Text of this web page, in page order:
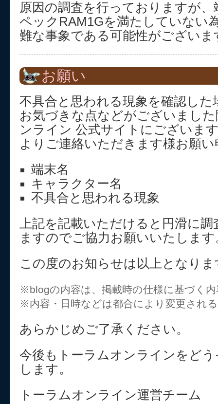
原因の調査を行っておりますが
ペックRAM1Gを満たしていない
難な事象である可能性がございま
お願い
不具合と思われる現象を確認した
お気づきな点などがございまし
ンライン 公式サイトにございま
よりご連絡いただきます様お願
端末名
キャラクター名
不具合と思われる現象
上記を記載いただけると円滑に
ますのでご協力お願いいたします
この度のお知らせは以上となりま
※blogの内容は、掲載時の仕様に基づく
※内容・日時などは都合により変更され
あらかじめご了承ください。
今後もトーラムオンラインをど
します。
トーラムオンライン運営チーム